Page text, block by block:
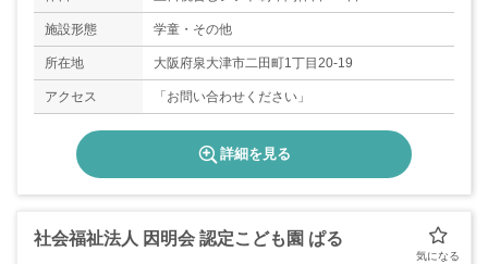
施設形態 学童・その他
所在地 大阪府泉大津市二田町1丁目20-19
アクセス 「お問い合わせください」
詳細を見る
社会福祉法人 因明会 認定こども園 ぱる